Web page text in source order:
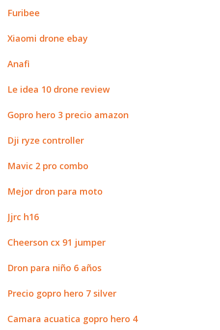
Furibee
Xiaomi drone ebay
Anafi
Le idea 10 drone review
Gopro hero 3 precio amazon
Dji ryze controller
Mavic 2 pro combo
Mejor dron para moto
Jjrc h16
Cheerson cx 91 jumper
Dron para niño 6 años
Precio gopro hero 7 silver
Camara acuatica gopro hero 4